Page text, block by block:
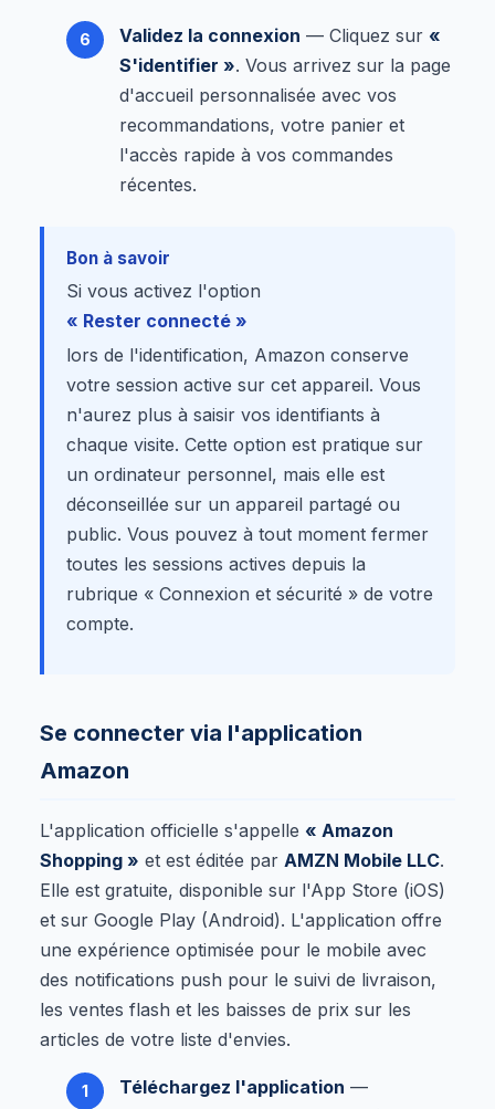
Validez la connexion — Cliquez sur «
S'identifier ». Vous arrivez sur la page
d'accueil personnalisée avec vos
recommandations, votre panier et
l'accès rapide à vos commandes
récentes.
Bon à savoir
Si vous activez l'option
« Rester connecté »
lors de l'identification, Amazon conserve
votre session active sur cet appareil. Vous
n'aurez plus à saisir vos identifiants à
chaque visite. Cette option est pratique sur
un ordinateur personnel, mais elle est
déconseillée sur un appareil partagé ou
public. Vous pouvez à tout moment fermer
toutes les sessions actives depuis la
rubrique « Connexion et sécurité » de votre
compte.
Se connecter via l'application
Amazon
L'application officielle s'appelle « Amazon
Shopping » et est éditée par AMZN Mobile LLC.
Elle est gratuite, disponible sur l'App Store (iOS)
et sur Google Play (Android). L'application offre
une expérience optimisée pour le mobile avec
des notifications push pour le suivi de livraison,
les ventes flash et les baisses de prix sur les
articles de votre liste d'envies.
Téléchargez l'application —